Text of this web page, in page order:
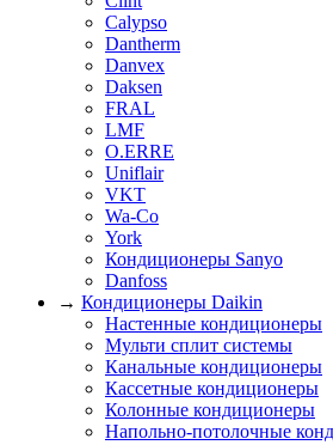
Calypso
Dantherm
Danvex
Daksen
FRAL
LMF
O.ERRE
Uniflair
VKT
Wa-Co
York
Кондиционеры Sanyo
Danfoss
→ Кондиционеры Daikin
Настенные кондиционеры
Мульти сплит системы
Канальные кондиционеры
Кассетные кондиционеры
Колонные кондиционеры
Напольно-потолочные